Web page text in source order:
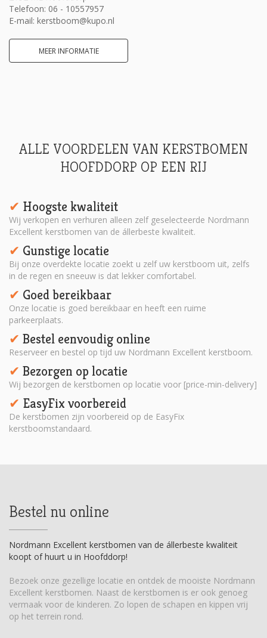
Telefoon: 06 - 10557957
E-mail: kerstboom@kupo.nl
MEER INFORMATIE
ALLE VOORDELEN VAN KERSTBOMEN
HOOFDDORP OP EEN RIJ
✔︎ Hoogste kwaliteit
Wij verkopen en verhuren alleen zelf geselecteerde Nordmann
Excellent kerstbomen van de állerbeste kwaliteit.
✔︎ Gunstige locatie
Bij onze overdekte locatie zoekt u zelf uw kerstboom uit, zelfs
in de regen en sneeuw is dat lekker comfortabel.
✔︎ Goed bereikbaar
Onze locatie is goed bereikbaar en heeft een ruime
parkeerplaats.
✔︎ Bestel eenvoudig online
Reserveer en bestel op tijd uw Nordmann Excellent kerstboom.
✔︎ Bezorgen op locatie
Wij bezorgen de kerstbomen op locatie voor [price-min-delivery]
✔︎ EasyFix voorbereid
De kerstbomen zijn voorbereid op de EasyFix
kerstboomstandaard.
Bestel nu online
Nordmann Excellent kerstbomen van de állerbeste kwaliteit
koopt of huurt u in Hoofddorp!
Bezoek onze gezellige locatie en ontdek de mooiste Nordmann
Excellent kerstbomen. Naast de kerstbomen is er ook genoeg
vermaak voor de kinderen. Zo lopen de schapen en kippen vrij
op het terrein rond.